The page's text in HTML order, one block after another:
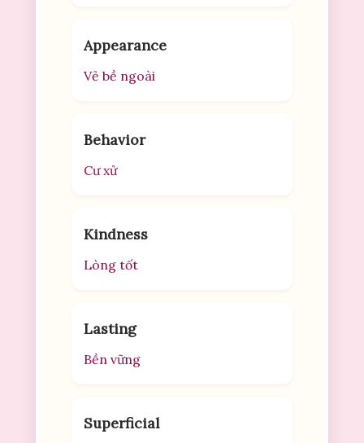
Appearance
Vẻ bề ngoài
Behavior
Cư xử
Kindness
Lòng tốt
Lasting
Bền vững
Superficial